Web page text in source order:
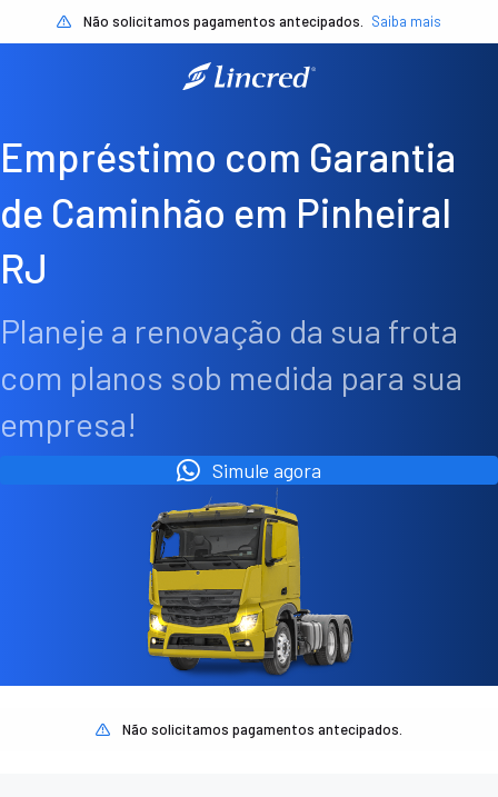
Não solicitamos pagamentos antecipados. Saiba mais
Empréstimo com Garantia
de Caminhão em Pinheiral
RJ
Planeje a renovação da sua frota
com planos sob medida para sua
empresa!
Simule agora
Não solicitamos pagamentos antecipados.